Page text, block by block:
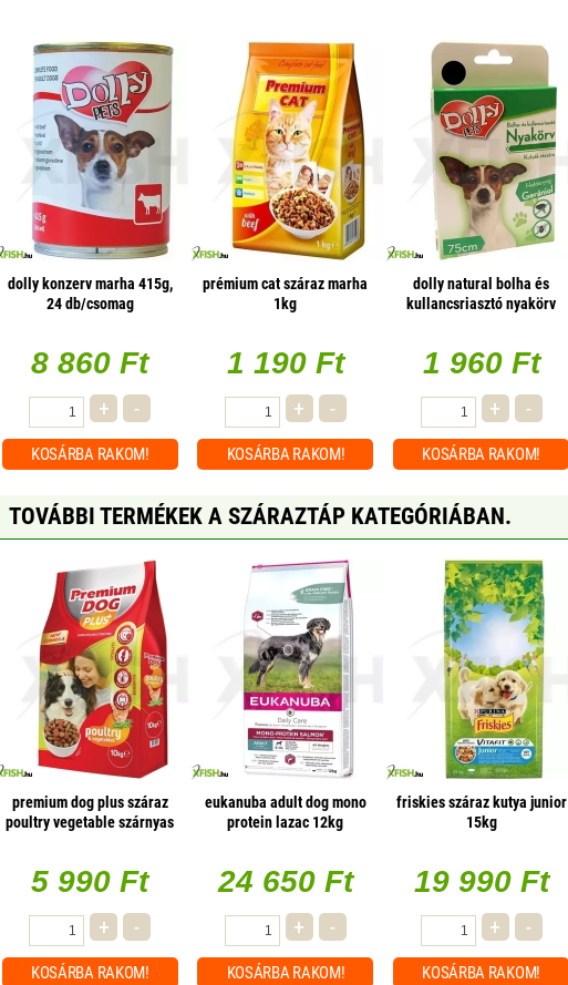
dolly konzerv marha 415g,
24 db/csomag
8 860 Ft
+ -
KOSÁRBA RAKOM!
prémium cat száraz marha
1kg
1 190 Ft
+ -
KOSÁRBA RAKOM!
dolly natural bolha és
kullancsriasztó nyakörv
1 960 Ft
+ -
KOSÁRBA RAKOM!
TOVÁBBI TERMÉKEK A SZÁRAZTÁP KATEGÓRIÁBAN.
premium dog plus száraz
poultry vegetable szárnyas
5 990 Ft
+ -
KOSÁRBA RAKOM!
eukanuba adult dog mono
protein lazac 12kg
24 650 Ft
+ -
KOSÁRBA RAKOM!
friskies száraz kutya junior
15kg
19 990 Ft
+ -
KOSÁRBA RAKOM!